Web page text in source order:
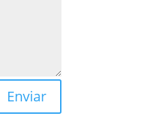
Enviar